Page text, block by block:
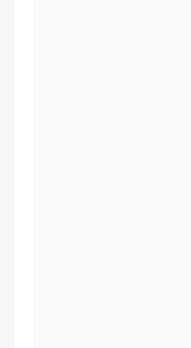
أمام
منه، فأتى